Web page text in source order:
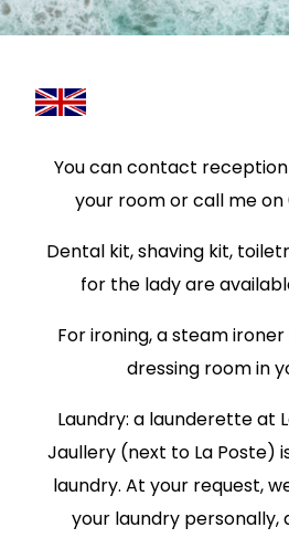
You can contact
your room or call me on
Dental kit, shaving kit,
for the lady are
For ironing, a steam
dressing room in
Laundry: a launderette at
Jaullery (next to La Poste)
laundry. At your request,
your laundry personally,